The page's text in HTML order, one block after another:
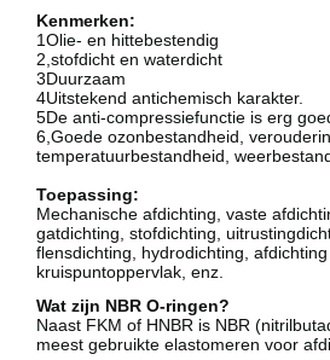
Kenmerken:
1Olie- en hittebestendig
2,stofdicht en waterdicht
3Duurzaam
4Uitstekend antichemisch karakter.
5De anti-compressiefunctie is erg
6,Goede ozonbestandheid,
temperatuurbestandheid,
Toepassing:
Mechanische afdichting, vaste
gatdichting, stofdichting,
flensdichting, hydrodichting,
kruispuntoppervlak, enz.
Wat zijn NBR O-ringen?
Naast FKM of HNBR is NBR
meest gebruikte elastomeren voor